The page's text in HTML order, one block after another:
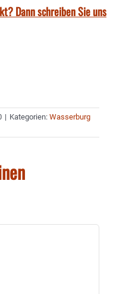
Dann schreiben Sie uns
| Kategorien: Wasserburg